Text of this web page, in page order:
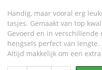
Handig, maar vooral erg
tasjes. Gemaakt van top
Gevoerd en in
hengsels perfect van lengte.
Altijd makkelijk om een